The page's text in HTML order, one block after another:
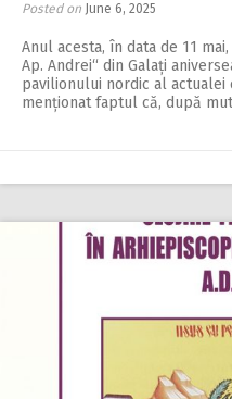
Posted on June 6, 2025
Anul acesta, în data de 11
Ap. Andrei“ din Galați
pavilionului nordic al actualei
menționat faptul că, după